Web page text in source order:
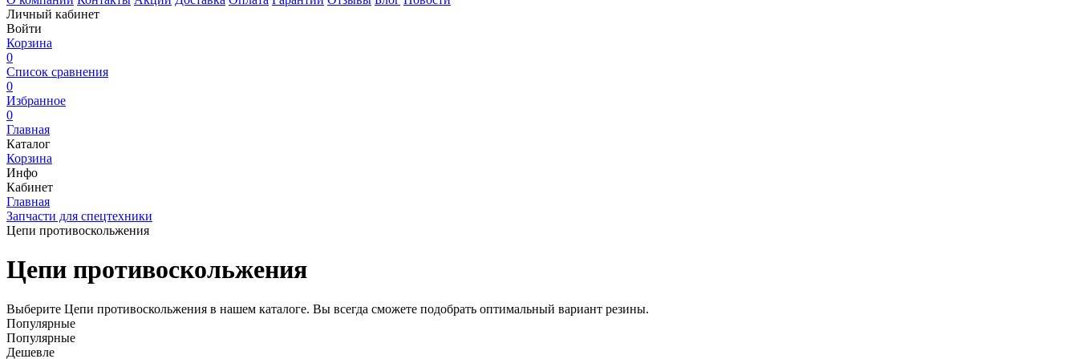
Личный кабинет
Войти
Корзина
0
Список сравнения
0
Избранное
0
Главная
Каталог
Корзина
Инфо
Кабинет
Главная
Запчасти для спецтехники
Цепи противоскольжения
Цепи противоскольжения
Выберите Цепи противоскольжения в нашем каталоге. Вы всегда сможете подобрать оптимальный вариант резины.
Популярные
Популярные
Дешевле